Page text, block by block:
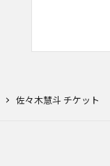
佐々木慧斗 チケット